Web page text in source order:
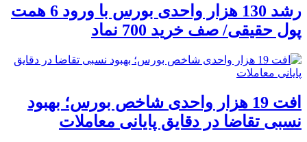
رشد 130 هزار واحدی بورس با ورود 6 همت
پول حقیقی/ صف خرید 700 نماد
افت 19 هزار واحدی شاخص بورس؛ بهبود
نسبی تقاضا در دقایق پایانی معاملات